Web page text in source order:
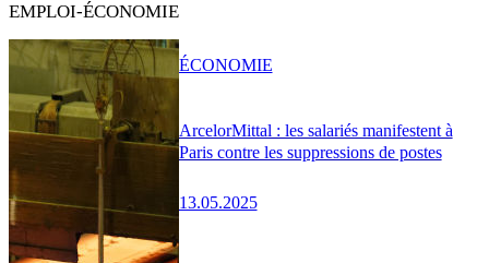
EMPLOI-ÉCONOMIE
ArcelorMittal : les salariés manifestent à
Paris contre les suppressions de postes
13.05.2025
ÉCONOMIE